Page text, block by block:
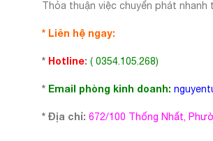
Thỏa thuận việc chuyển phát nhanh
* Liên hệ ngay:
* Hotline: ( 0354.105.268)
* Email phòng kinh doanh:
* Địa chỉ: 672/100 Thống Nhất,